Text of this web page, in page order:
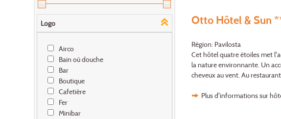
Otto Hôtel & Sun
Région: Pavilosta
Cet hôtel quatre étoiles met
la nature environnante. Un
cheveux au vent. Au restaurant,
Plus d'informations sur
Logo
Airco
Bain où douche
Bar
Boutique
Cafetière
Fer
Minibar